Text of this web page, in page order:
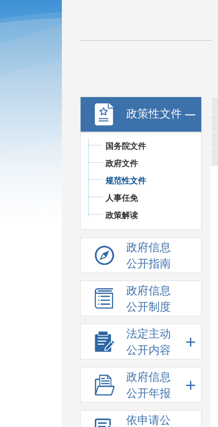
政策性文件
国务院文件
政府文件
规范性文件
人事任免
政策解读
政府信息
公开指南
政府信息
公开制度
法定主动
公开内容
政府信息
公开年报
依申请公